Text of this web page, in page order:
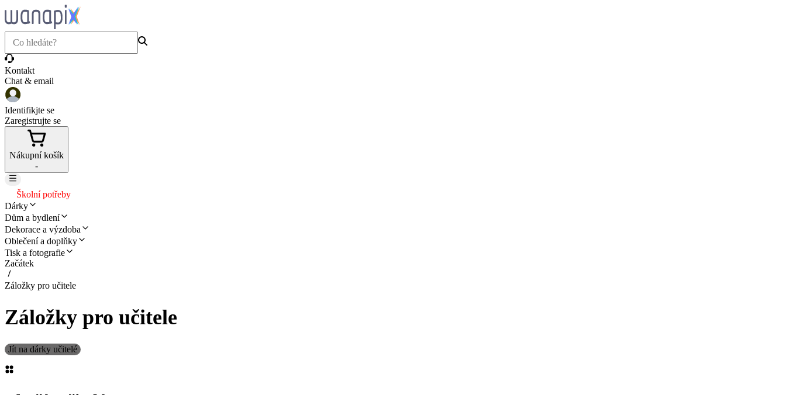
Kontakt
Chat & email
Identifikjte se
Zaregistrujte se
Nákupní košík
-
Školní potřeby
Dárky
Dům a bydlení
Dekorace a výzdoba
Oblečení a doplňky
Tisk a fotografie
Začátek
Záložky pro učitele
Záložky pro učitele
Jít na dárky učitelé